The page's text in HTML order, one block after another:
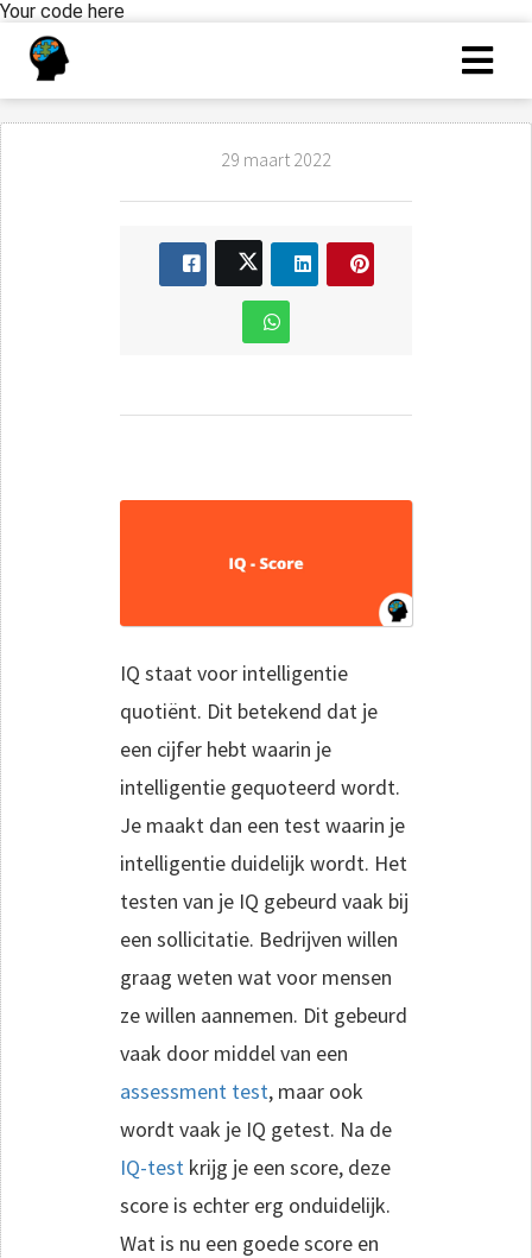
Your code here
29 maart 2022
IQ staat voor intelligentie
quotiënt. Dit betekend dat je
een cijfer hebt waarin je
intelligentie gequoteerd wordt.
Je maakt dan een test waarin je
intelligentie duidelijk wordt. Het
testen van je IQ gebeurd vaak bij
een sollicitatie. Bedrijven willen
graag weten wat voor mensen
ze willen aannemen. Dit gebeurd
vaak door middel van een
assessment test, maar ook
wordt vaak je IQ getest. Na de
IQ-test krijg je een score, deze
score is echter erg onduidelijk.
Wat is nu een goede score en